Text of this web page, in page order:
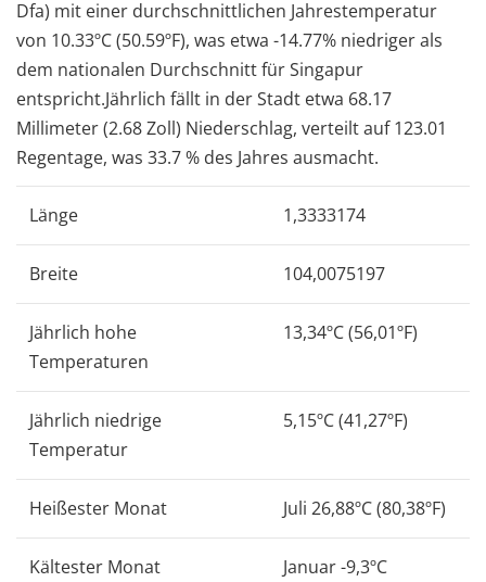
Dfa) mit einer durchschnittlichen Jahrestemperatur
von 10.33ºC (50.59ºF), was etwa -14.77% niedriger als
dem nationalen Durchschnitt für Singapur
entspricht.Jährlich fällt in der Stadt etwa 68.17
Millimeter (2.68 Zoll) Niederschlag, verteilt auf 123.01
Regentage, was 33.7 % des Jahres ausmacht.
Länge 1,3333174
Breite 104,0075197
Jährlich hohe
Temperaturen
13,34ºC (56,01ºF)
Jährlich niedrige
Temperatur
5,15ºC (41,27ºF)
Heißester Monat Juli 26,88ºC (80,38ºF)
Kältester Monat
Januar -9,3ºC